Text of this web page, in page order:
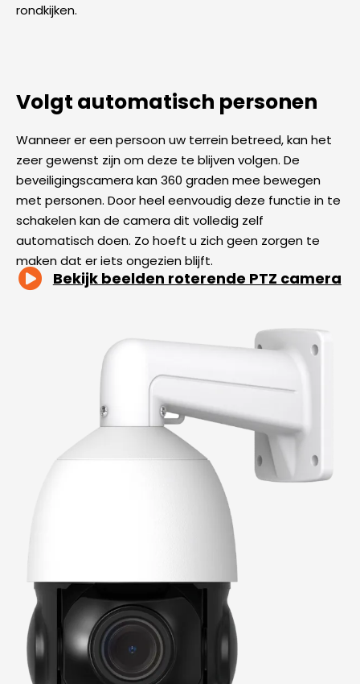
rondkijken.
Volgt automatisch personen
Wanneer er een persoon uw terrein betreed, kan het
zeer gewenst zijn om deze te blijven volgen. De
beveiligingscamera kan 360 graden mee bewegen
met personen. Door heel eenvoudig deze functie in te
schakelen kan de camera dit volledig zelf
automatisch doen. Zo hoeft u zich geen zorgen te
maken dat er iets ongezien blijft.
Bekijk beelden roterende PTZ camera